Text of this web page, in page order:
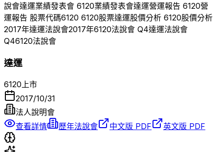
說會達運業績發表會 6120業績發表會達運營運報告 6120營
運報告 股票代碼6120 6120股票達運股價分析 6120股價分析
2017年達運法說會2017年6120法說會 Q4達運法說會
Q46120法說會
達運
6120 上市
2017/10/31
法人說明會
查看詳情
歷年法說會 中文版 PDF 英文版 PDF